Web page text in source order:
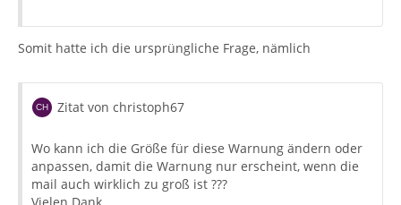
Somit hatte ich die ursprüngliche Frage, nämlich
Zitat von christoph67
Wo kann ich die Größe für diese Warnung ändern oder
anpassen, damit die Warnung nur erscheint, wenn die
mail auch wirklich zu groß ist ???